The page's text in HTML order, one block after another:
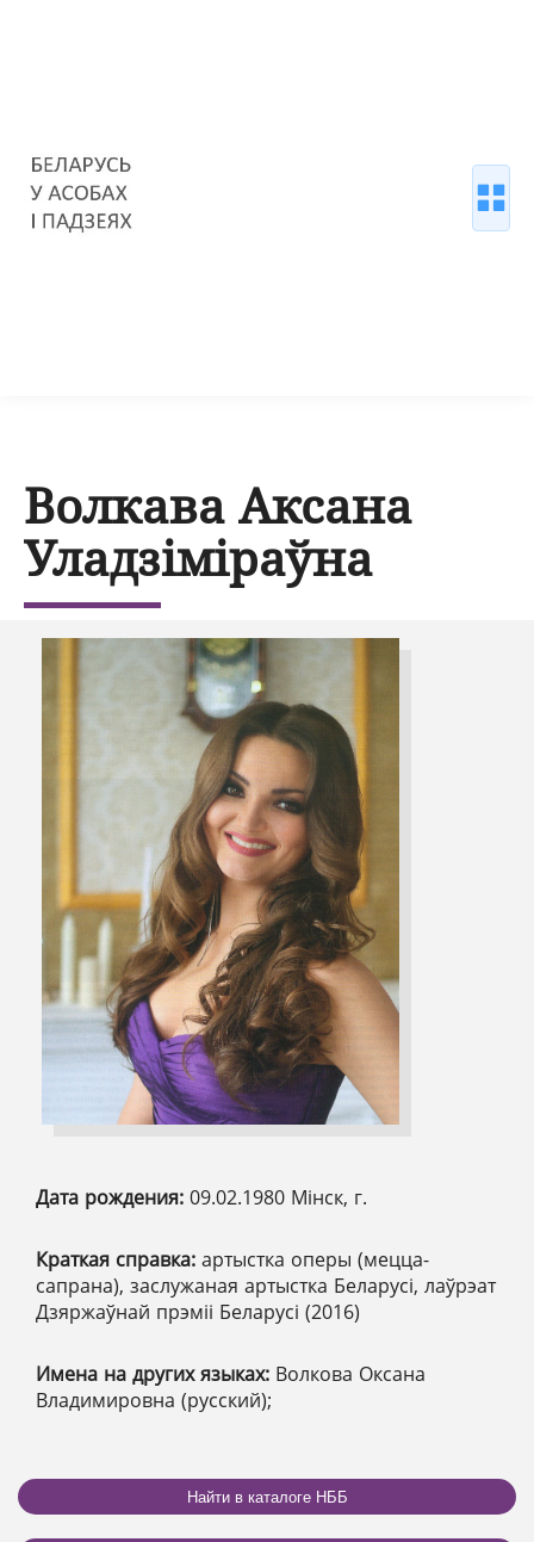
Волкава Аксана
Уладзіміраўна
Дата рождения: 09.02.1980 Мінск, г.
Краткая справка: артыстка оперы (мецца-
сапрана), заслужаная артыстка Беларусі, лаўрэат
Дзяржаўнай прэміі Беларусі (2016)
Имена на других языках: Волкова Оксана
Владимировна (русский);
Найти в каталоге НББ